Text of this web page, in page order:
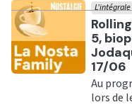
5,
17/06
Au
lors de